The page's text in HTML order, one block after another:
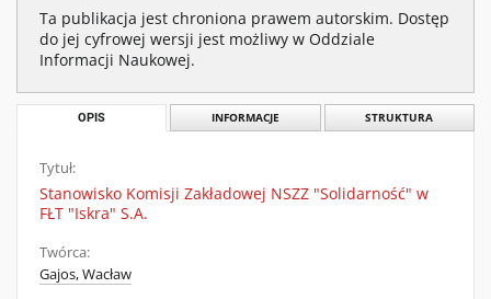
Ta publikacja jest chroniona prawem autorskim. Dostęp
do jej cyfrowej wersji jest możliwy w Oddziale
Informacji Naukowej.
OPIS INFORMACJE STRUKTURA
Tytuł:
Stanowisko Komisji Zakładowej NSZZ "Solidarność" w
FŁT "Iskra" S.A.
Twórca:
Gajos, Wacław